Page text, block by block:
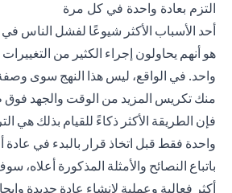
التزم بعادة واحدة في كل مرة
أحد الأسباب الأكثر شيوعًا لفشل الناس في
هو أنهم يحاولون إجراء الكثير من
واحد. في الواقع، ليس هذا النهج سوى
منك تكريس المزيد من الوقت والجهد فوق
فإن الطريقة الأكثر ذكاءً للقيام بذلك هي
واحدة فقط قبل اتخاذ قرار بالبدء في
باتباع النصائح والأمثلة المذكورة
أكثر فعالية وعملية لإنشاء عادة جديدة